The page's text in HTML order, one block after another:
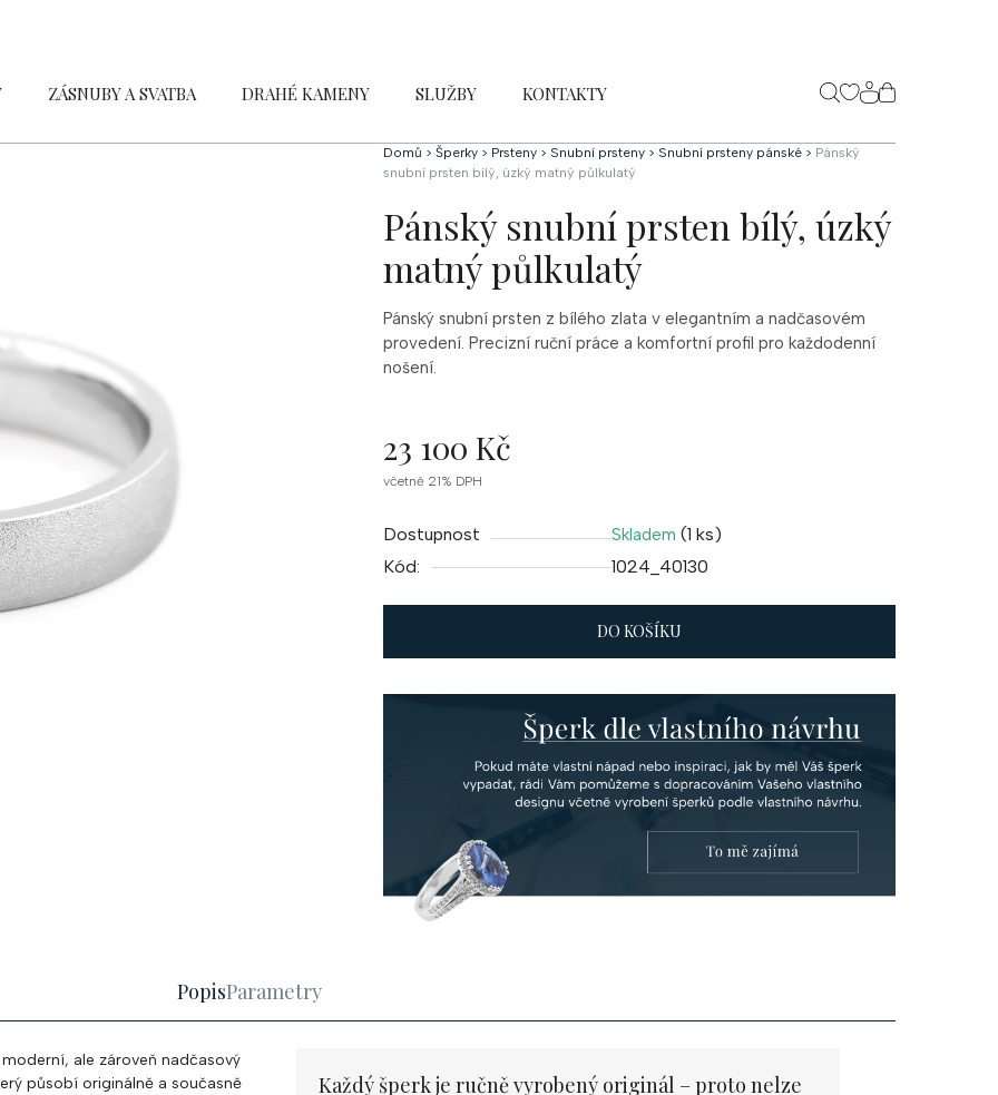
ZÁSNUBY A SVATBA DRAHÉ KAMENY SLUŽBY KONTAKTY
NÁKUPNÍ
KOŠÍK
Domů > Šperky > Prsteny > Snubní prsteny > Snubní prsteny pánské > Pánský
snubní prsten bílý, úzký matný půlkulatý
Pánský snubní prsten bílý, úzký
matný půlkulatý
Pánský snubní prsten z bílého zlata v elegantním a nadčasovém
provedení. Precizní ruční práce a komfortní profil pro každodenní
nošení.
23 100 Kč
Měrná
včetně 21% DPH
Dostupnost Skladem (1 ks)
Kód:
1024_40130
DO KOŠÍKU
PopisParametry
ale zároveň nadčasový
působí originálně a současně
Každý šperk je ručně vyrobený originál – proto nelze